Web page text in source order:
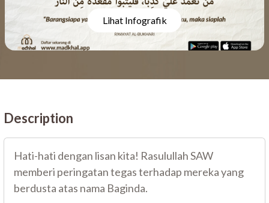
Lihat Infografik
Description
Hati-hati dengan lisan kita! Rasulullah SAW
memberi peringatan tegas terhadap mereka yang
berdusta atas nama Baginda.